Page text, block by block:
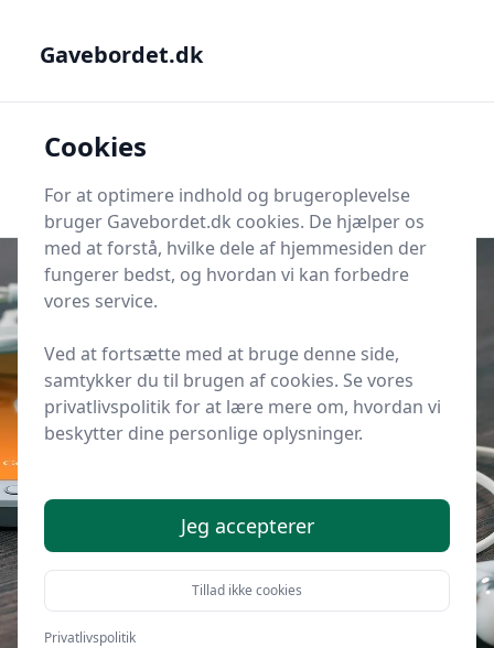
Søg
Hvorfor ringer 63105975?
Af Gavebordet.dk
Gavebordet.dk
Cookies
For at optimere indhold og brugeroplevelse
bruger Gavebordet.dk cookies. De hjælper os
med at forstå, hvilke dele af hjemmesiden der
fungerer bedst, og hvordan vi kan forbedre
vores service.
Ved at fortsætte med at bruge denne side,
samtykker du til brugen af cookies. Se vores
privatlivspolitik for at lære mere om, hvordan vi
beskytter dine personlige oplysninger.
Jeg accepterer
Tillad ikke cookies
Privatlivspolitik